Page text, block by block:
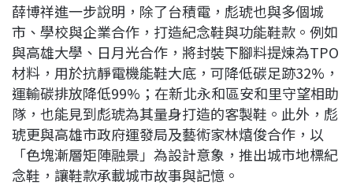
薛博祥進一步說明，除了台積電，彪琥也與多個城
市、學校與企業合作，打造紀念鞋與功能鞋款。例如
與高雄大學、日月光合作，將封裝下腳料提煉為TPO
材料，用於抗靜電機能鞋大底，可降低碳足跡32%，
運輸碳排放降低99%；在新北永和區安和里守望相助
隊，也能見到彪琥為其量身打造的客製鞋。此外，彪
琥更與高雄市政府運發局及藝術家林熺俊合作，以
「色塊漸層矩陣融景」為設計意象，推出城市地標紀
念鞋，讓鞋款承載城市故事與記憶。